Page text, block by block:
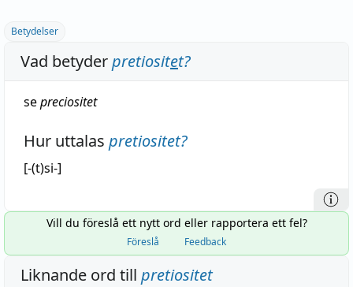
Betydelser
Vad betyderpretiositet?
sepreciositet
Hur uttalas pretiositet?
[-(t)si-]
Vill du föreslå ett nytt ord eller rapportera ett fel?
Föreslå Feedback
Liknande ord till pretiositet